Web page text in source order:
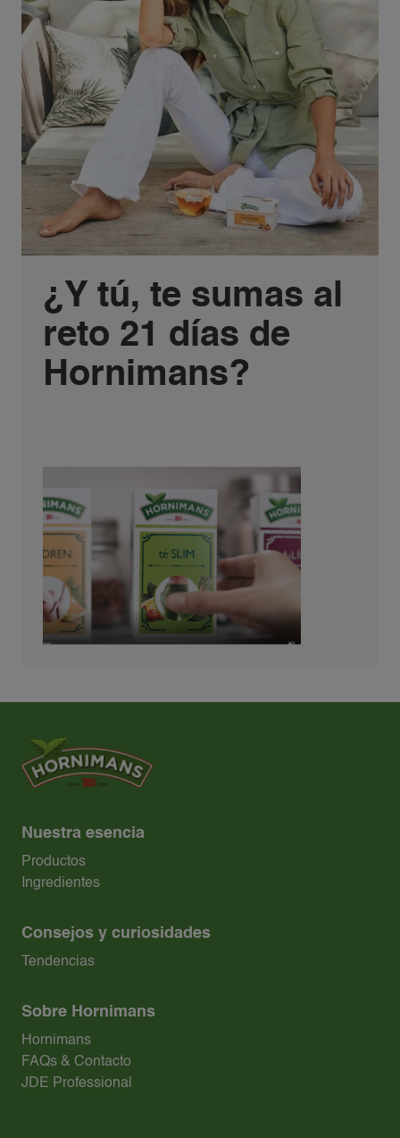
¿Y tú, te sumas al
reto 21 días de
Hornimans?
Nuestra esencia
Productos
Ingredientes
Consejos y curiosidades
Tendencias
Sobre Hornimans
Hornimans
FAQs & Contacto
JDE Professional